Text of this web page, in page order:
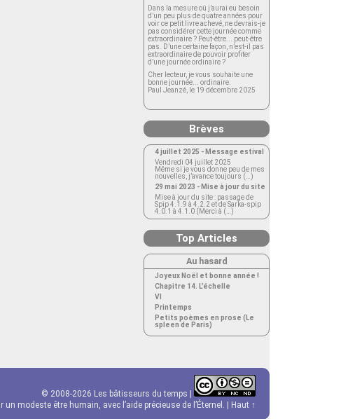
Dans la mesure où j’aurai eu besoin
d’un peu plus de quatre années pour
voir ce petit livre achevé, ne devrais-je
pas considérer cette journée comme
extraordinaire ? Peut-être... peut-être
pas. D’une certaine façon, n’est-il pas
extraordinaire de pouvoir profiter
d’une journée ordinaire ?
Cher lecteur, je vous souhaite une
bonne journée... ordinaire.
Paul Jeanzé, le 19 décembre 2025
Brèves
4 juillet 2025 - Message estival
Vendredi 04 juillet 2025
Même si je vous donne peu de mes
nouvelles, j’avance toujours (…)
29 mai 2023 - Mise à jour du site
Mise à jour du site : passage de
Spip 4.1.9 à 4.2.2 et de Sarka-spip
4.0.1 à 4.1.0 (Merci à (…)
Top Articles
Au hasard
Joyeux Noël et bonne année !
Chapitre 14. L’échelle
VI
Printemps
Petits poèmes en prose (Le
spleen de Paris)
© 2008-2026 Les bâtisseurs du temps |
modeste être humain, avec l’aide précieuse de l’Éternel. | Haut ↑